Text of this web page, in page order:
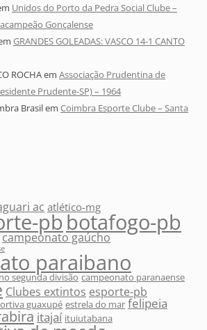
Unidos do Porto da Pedra Social Clube –
Gonçalense
GRANDES GOLEADAS: VASCO 14-1 CANTO
ROCHAem Associação Prudentina de
Prudente-SP) – 1964
Brasilem Coimbra Esporte Clube – Santa
ac atlético-mg
pbbotafogo-pb
campeonato gaúcho
paraibano
segunda divisão campeonato paranaense
Clubes extintos esporte-pb
guaxupé estrela do mar felipeia
itajaí ituiutabana